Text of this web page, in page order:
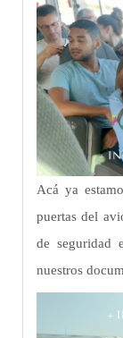
Acá ya
puertas del
de seguridad
nuestros